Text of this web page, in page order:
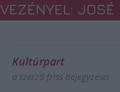
VEZÉNYEL: JOSÉ
Kultúrpart
a szerző friss bejegyzései